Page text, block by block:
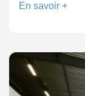
En savoir +